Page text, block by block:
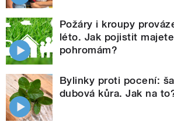
Požáry i kroupy
léto. Jak pojistit
pohromám?
Bylinky proti pocení:
dubová kůra. Jak na